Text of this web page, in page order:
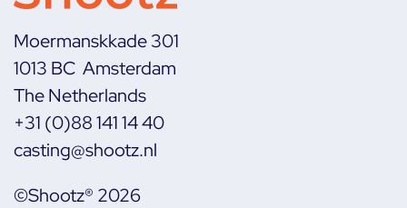
Moermanskkade 301
1013 BC Amsterdam
The Netherlands
+31 (0)88 141 14 40
casting@shootz.nl
©Shootz® 2026